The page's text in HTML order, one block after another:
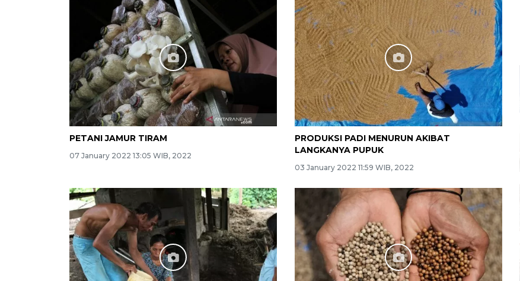
PETANI JAMUR TIRAM
07 January 2022 13:05 WIB, 2022
PRODUKSI PADI MENURUN AKIBAT
LANGKANYA PUPUK
03 January 2022 11:59 WIB, 2022